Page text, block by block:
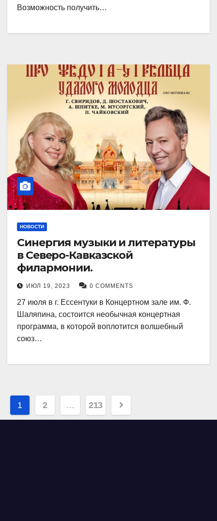
Возможность получить…
НОВОСТИ
Синергия музыки и литературы
в Северо-Кавказской
филармонии.
ИЮЛ 19, 2023 0 COMMENTS
27 июля в г. Ессентуки в Концертном зале им. Ф.
Шаляпина, состоится необычная концертная
программа, в которой воплотится волшебный
союз…
Навигация
по
1 2 … 213